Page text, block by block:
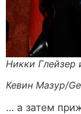
Никки Глейзер
Кевин Мазур/
… а затем